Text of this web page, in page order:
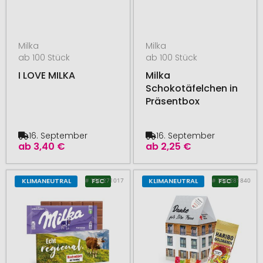
Milka
ab 100 Stück
I LOVE MILKA
ab 3,40 €
16. September
Milka
ab 100 Stück
Milka
Schokotäfelchen in
Präsentbox
ab 2,25 €
16. September
KLIMANEUTRAL FSC
# 150.271017 KLIMANEUTRAL FSC
# 150.281840